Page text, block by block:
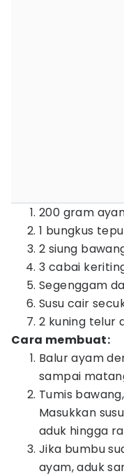
200 gram
1 bungkus
2 siung
3 cabai
Segenggam
Susu cair
2 kuning telur
Cara membuat:
Balur ayam
sampai
Tumis
Masukkan
aduk hingga
Jika bumbu
ayam, aduk